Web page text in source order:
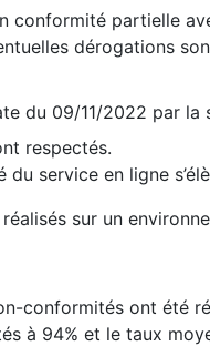
conformité partielle
dérogations
du 09/11/2022 par
respectés.
service en ligne
sur un
conformités ont été
à 94% et le taux